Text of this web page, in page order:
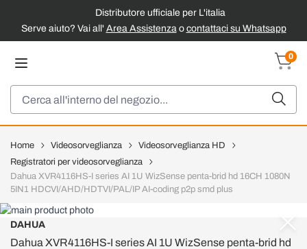
Distributore ufficiale per L'italia
Serve aiuto? Vai all' Area Assistenzao contattaci su Whatsapp
0
Home Videosorveglianza
Videosorveglianza HD
Registratori per videosorveglianza
Dahua XVR4116HS-I series AI 1U WizSense penta-brid hd 16CH 1080N
5IN1 HDCVI/AHD/HDTVI/PAL/IP AI-coding p2p smd plus
DAHUA
Dahua XVR4116HS-I series AI 1U WizSense penta-brid hd